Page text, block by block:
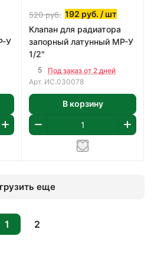
У
520руб. 192 руб. / шт
Клапан для радиатора
запорный латунный МР-У
1/2"
5
Под заказ от 2 дней
Арт. ИС.030078
В корзину
еще
1 2